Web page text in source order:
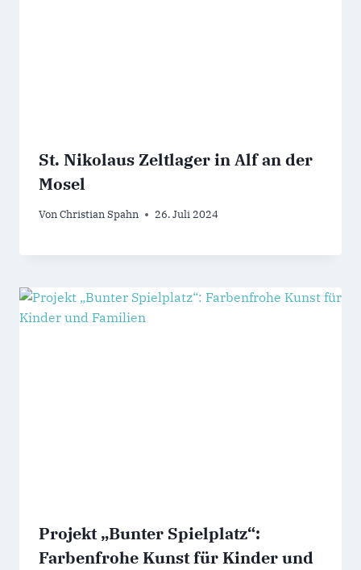
St. Nikolaus Zeltlager in Alf an der
Mosel
VonChristian Spahn 26. Juli 2024
Projekt „Bunter Spielplatz“:
Farbenfrohe Kunst für Kinder und